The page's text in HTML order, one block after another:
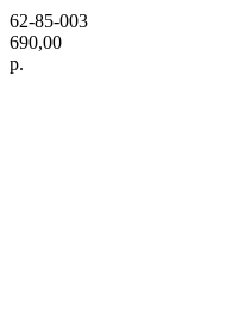
62-85-003
690,00
р.